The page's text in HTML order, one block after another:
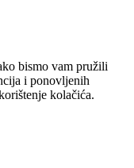
bismo vam pružili
i ponovljenih
kolačića.